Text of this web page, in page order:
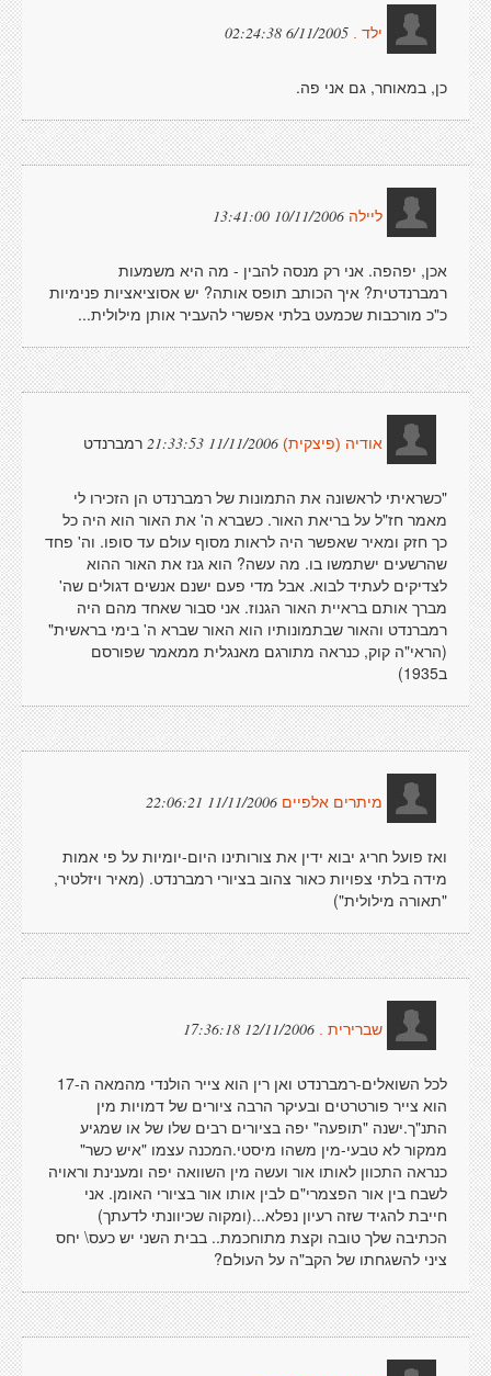
ילד . 6/11/2005 02:24:38
כן, במאוחר, גם אני פה.
ליילה 10/11/2006 13:41:00
אכן, יפהפה. אני רק מנסה להבין - מה היא משמעות
רמברנדטית? איך הכותב תופס אותה? יש אסוציאציות פנימיות
כ"כ מורכבות שכמעט בלתי אפשרי להעביר אותן מילולית...
אודיה (פיצקית) 11/11/2006 21:33:53 רמברנדט
"כשראיתי לראשונה את התמונות של רמברנדט הן הזכירו לי
מאמר חז"ל על בריאת האור. כשברא ה' את האור הוא היה כל
כך חזק ומאיר שאפשר היה לראות מסוף עולם עד סופו. וה' פחד
שהרשעים ישתמשו בו. מה עשה? הוא גנז את האור ההוא
לצדיקים לעתיד לבוא. אבל מדי פעם ישנם אנשים דגולים שה'
מברך אותם בראיית האור הגנוז. אני סבור שאחד מהם היה
רמברנדט והאור שבתמונותיו הוא האור שברא ה' בימי בראשית"
(הראי"ה קוק, כנראה מתורגם מאנגלית ממאמר שפורסם
ב1935)
מיתרים אלפיים 11/11/2006 22:06:21
ואז פועל חריג יבוא ידין את צורותינו היום-יומיות על פי אמות
מידה בלתי צפויות כאור צהוב בציורי רמברנדט. (מאיר ויזלטיר,
"תאורה מילולית")
שברירית . 12/11/2006 17:36:18
לכל השואלים-רמברנדט ואן רין הוא צייר הולנדי מהמאה ה-17
הוא צייר פורטרטים ובעיקר הרבה ציורים של דמויות מין
התנ"ך.ישנה "תופעה" יפה בציורים רבים שלו של או שמגיע
ממקור לא טבעי-מין משהו מיסטי.המכנה עצמו "איש כשר"
כנראה התכוון לאותו אור ועשה מין השוואה יפה ומענינת וראויה
לשבח בין אור הפצמרי"ם לבין אותו אור בציורי האומן. אני
חייבת להגיד שזה רעיון נפלא...(ומקוה שכיוונתי לדעתך)
הכתיבה שלך טובה וקצת מתוחכמת.. בבית השני יש כעס\ יחס
ציני להשגחתו של הקב"ה על העולם?